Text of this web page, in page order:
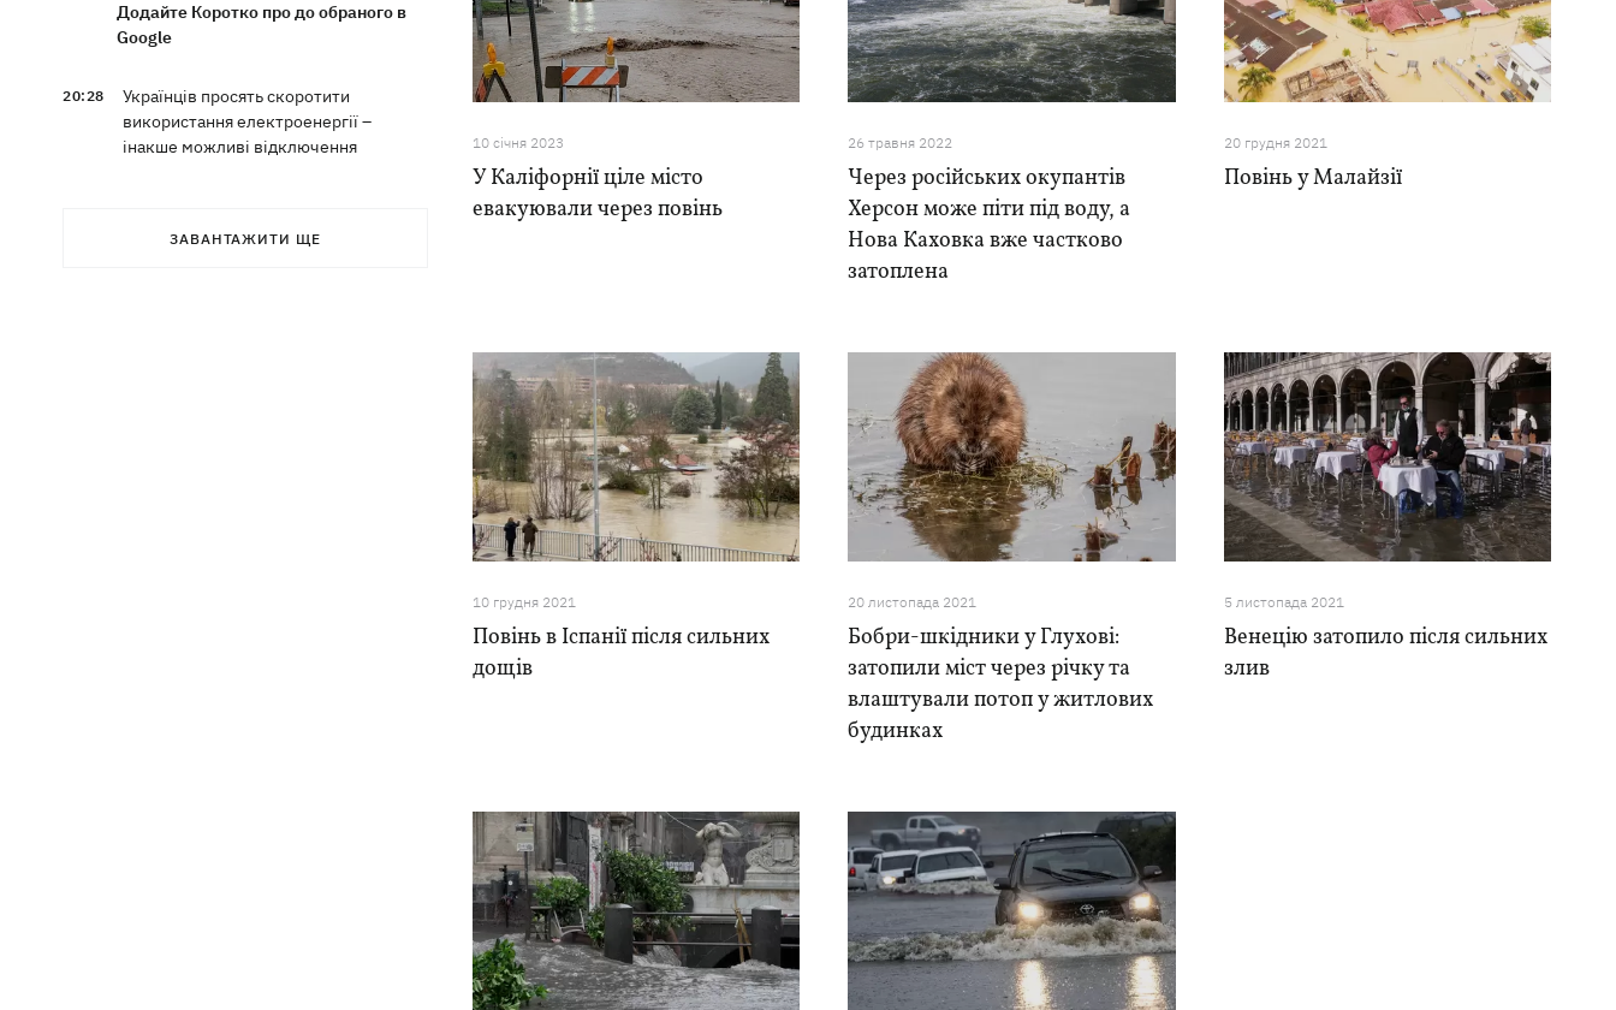
Додайте Коротко про до обраного в
Google
20:28
Українців просять скоротити
використання електроенергії –
інакше можливі відключення
блискавки просто на полі
ЗАВАНТАЖИТИ ЩЕ
10 сiчня 2023
У Каліфорнії ціле місто
евакуювали через повінь
26 травня 2022
Через російських окупантів
Херсон може піти під воду, а
Нова Каховка вже частково
затоплена
20 грудня 2021
Повінь у Малайзії
10 грудня 2021
Повінь в Іспанії після сильних
дощів
20 листопада 2021
Бобри-шкідники у Глухові:
затопили міст через річку та
влаштували потоп у житлових
будинках
5 листопада 2021
Венецію затопило після сильних
злив